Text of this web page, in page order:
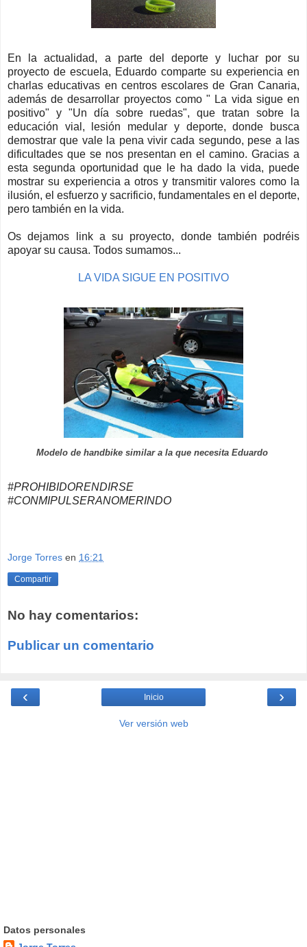
En la actualidad, a parte del deporte y luchar por su
proyecto de escuela, Eduardo comparte su experiencia en
charlas educativas en centros escolares de Gran Canaria,
además de desarrollar proyectos como " La vida sigue en
positivo" y "Un día sobre ruedas", que tratan sobre la
educación vial, lesión medular y deporte, donde busca
demostrar que vale la pena vivir cada segundo, pese a las
dificultades que se nos presentan en el camino. Gracias a
esta segunda oportunidad que le ha dado la vida, puede
mostrar su experiencia a otros y transmitir valores como la
ilusión, el esfuerzo y sacrificio, fundamentales en el deporte,
pero también en la vida.
Os dejamos link a su proyecto, donde también podréis
apoyar su causa. Todos sumamos...
LA VIDA SIGUE EN POSITIVO
Modelo de handbike similar a la que necesita Eduardo
#PROHIBIDORENDIRSE
#CONMIPULSERANOMERINDO
Jorge Torres en 16:21
Compartir
No hay comentarios:
Publicar un comentario
‹ ›
Inicio
Ver versión web
Datos personales